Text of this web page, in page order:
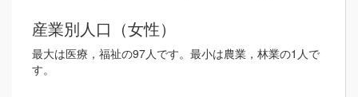
産業別人口（女性）
最大は医療，福祉の97人です。最小は農業，林業の1人で
す。